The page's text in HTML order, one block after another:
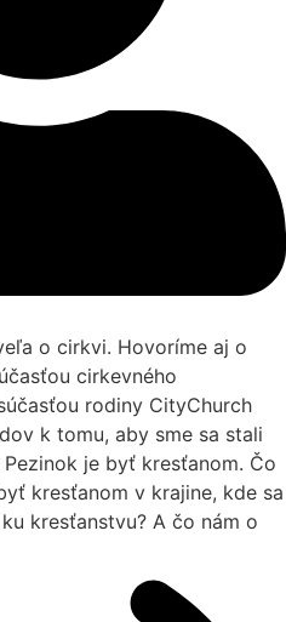
o cirkvi. Hovoríme aj o
cirkevného
rodiny CityChurch
k tomu, aby sme sa stali
je byť kresťanom. Čo
kresťanom v krajine, kde sa
kresťanstvu? A čo nám o